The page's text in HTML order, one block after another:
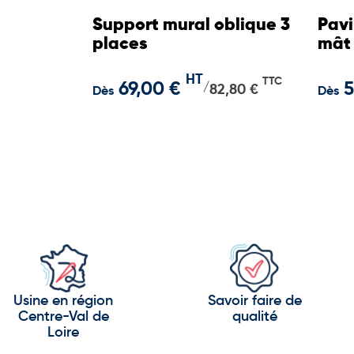
Support mural oblique 3
places
Dès 69,00 € HT
/82,80 €
TTC
mât
Dès
Usine en région
Centre-Val de
Loire
Savoir faire de
qualité